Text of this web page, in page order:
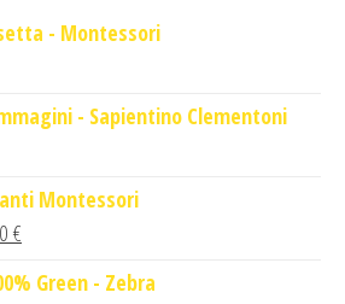
- Montessori
- Sapientino Clementoni
Montessori
€
Green - Zebra